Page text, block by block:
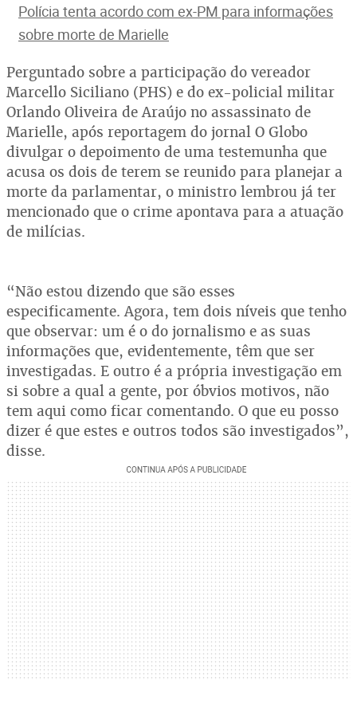
Polícia tenta acordo com ex-PM para informações
sobre morte de Marielle
Perguntado sobre a participação do vereador
Marcello Siciliano (PHS) e do ex-policial militar
Orlando Oliveira de Araújo no assassinato de
Marielle, após reportagem do jornal O Globo
divulgar o depoimento de uma testemunha que
acusa os dois de terem se reunido para planejar a
morte da parlamentar, o ministro lembrou já ter
mencionado que o crime apontava para a atuação
de milícias.
“Não estou dizendo que são esses
especificamente. Agora, tem dois níveis que tenho
que observar: um é o do jornalismo e as suas
informações que, evidentemente, têm que ser
investigadas. E outro é a própria investigação em
si sobre a qual a gente, por óbvios motivos, não
tem aqui como ficar comentando. O que eu posso
dizer é que estes e outros todos são investigados”,
disse.